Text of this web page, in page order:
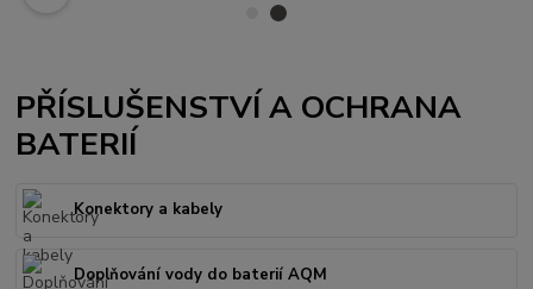
PŘÍSLUŠENSTVÍ A OCHRANA
BATERIÍ
Konektory a kabely
Doplňování vody do baterií AQM